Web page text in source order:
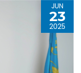
JUN
23
2025